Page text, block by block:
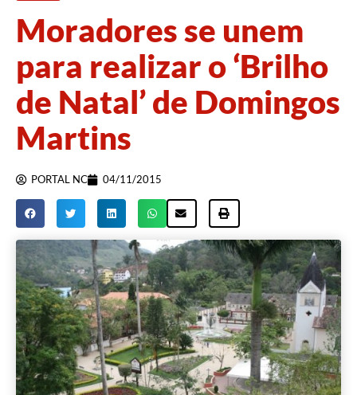
Moradores se unem
para realizar o ‘Brilho
de Natal’ de Domingos
Martins
PORTAL NC 04/11/2015